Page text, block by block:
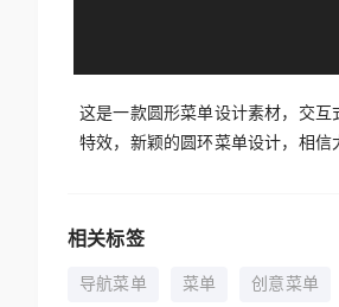
这是一款圆形菜单设计素材，交
特效，新颖的圆环菜单设计，相信
相关标签
导航菜单 菜单 创意菜单